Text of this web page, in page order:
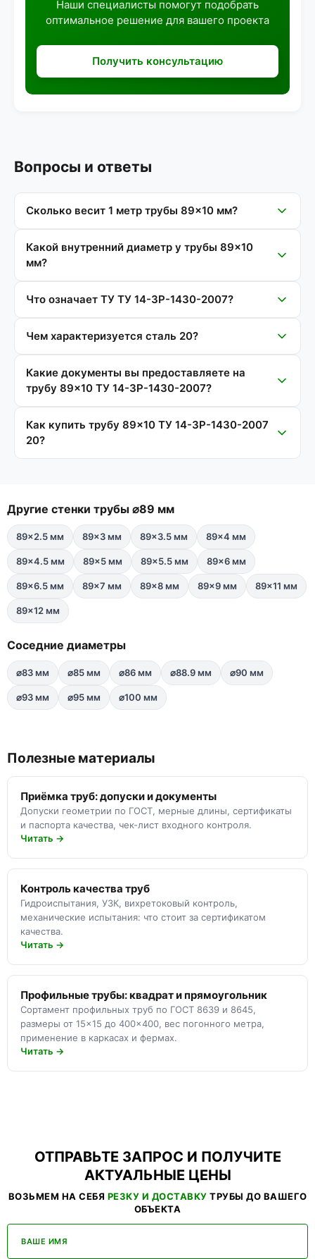
Наши специалисты помогут подобрать
оптимальное решение для вашего проекта
Получить консультацию
Вопросы и ответы
Сколько весит 1 метр трубы 89×10 мм?
Какой внутренний диаметр у трубы 89×10
мм?
Что означает ТУ ТУ 14-3Р-1430-2007?
Чем характеризуется сталь 20?
Какие документы вы предоставляете на
трубу 89×10 ТУ 14-3Р-1430-2007?
Как купить трубу 89×10 ТУ 14-3Р-1430-2007
20?
Другие стенки трубы ⌀89 мм
89×2.5 мм 89×3 мм 89×3.5 мм 89×4 мм
89×4.5 мм 89×5 мм 89×5.5 мм 89×6 мм
89×6.5 мм 89×7 мм 89×8 мм 89×9 мм 89×11 мм
89×12 мм
Соседние диаметры
⌀83 мм ⌀85 мм ⌀86 мм ⌀88.9 мм ⌀90 мм
⌀93 мм ⌀95 мм ⌀100 мм
Полезные материалы
Приёмка труб: допуски и документы
Допуски геометрии по ГОСТ, мерные длины, сертификаты
и паспорта качества, чек-лист входного контроля.
Читать →
Контроль качества труб
Гидроиспытания, УЗК, вихретоковый контроль,
механические испытания: что стоит за сертификатом
качества.
Читать →
Профильные трубы: квадрат и прямоугольник
Сортамент профильных труб по ГОСТ 8639 и 8645,
размеры от 15×15 до 400×400, вес погонного метра,
применение в каркасах и фермах.
Читать →
ОТПРАВЬТЕ ЗАПРОС И ПОЛУЧИТЕ
АКТУАЛЬНЫЕ ЦЕНЫ
ВОЗЬМЕМ НА СЕБЯ РЕЗКУ И ДОСТАВКУ ТРУБЫ ДО ВАШЕГО
ОБЪЕКТА
ВАШЕ ИМЯ